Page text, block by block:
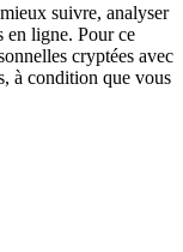
suivre, analyser
en ligne. Pour ce
cryptées avec
à condition que vous